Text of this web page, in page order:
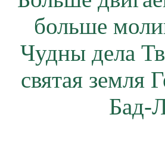
больше
Чудны дела
святая земля
Бад-